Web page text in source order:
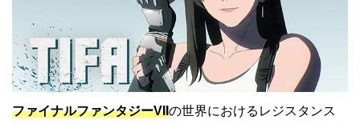
ファイナルファンタジーVIIの世界におけるレジスタンス